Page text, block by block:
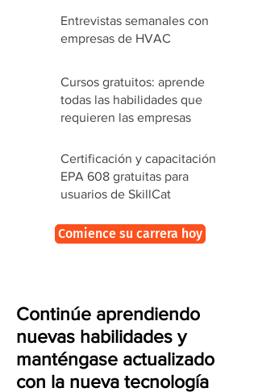
Entrevistas semanales con
empresas de HVAC
Cursos gratuitos: aprende
todas las habilidades que
requieren las empresas
Certificación y capacitación
EPA 608 gratuitas para
usuarios de SkillCat
Comience su carrera hoy
Continúe aprendiendo
nuevas habilidades y
manténgase actualizado
con la nueva tecnología